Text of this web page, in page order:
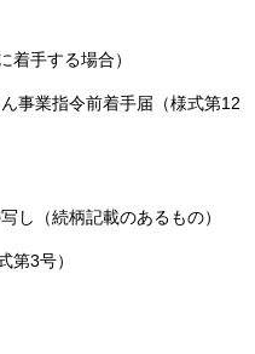
着手する場合）
事業指令前着手届（様式第12
し（続柄記載のあるもの）
第3号）​